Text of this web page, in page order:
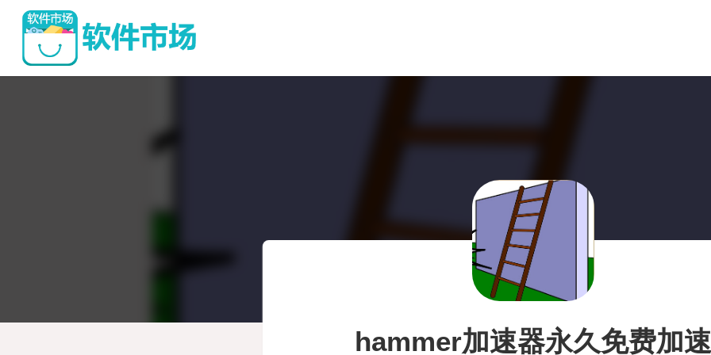
hammer加速器永久免费加速